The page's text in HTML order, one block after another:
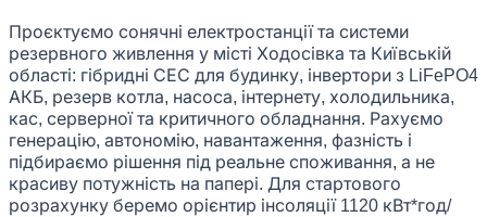
Проєктуємо сонячні електростанції та системи
резервного живлення у місті Ходосівка та Київській
області: гібридні СЕС для будинку, інвертори з LiFePO4
АКБ, резерв котла, насоса, інтернету, холодильника,
кас, серверної та критичного обладнання. Рахуємо
генерацію, автономію, навантаження, фазність і
підбираємо рішення під реальне споживання, а не
красиву потужність на папері. Для стартового
розрахунку беремо орієнтир інсоляції 1120 кВт*год/